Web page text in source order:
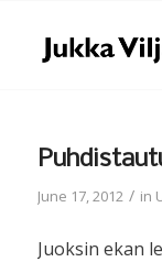
June 17, 2012 / in
Juoksin ekan